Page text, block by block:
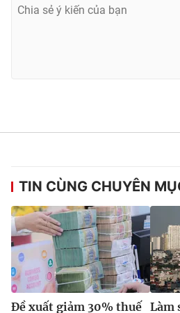
TIN CÙNG CHUYÊN
Đề xuất giảm 30% thuế Làm